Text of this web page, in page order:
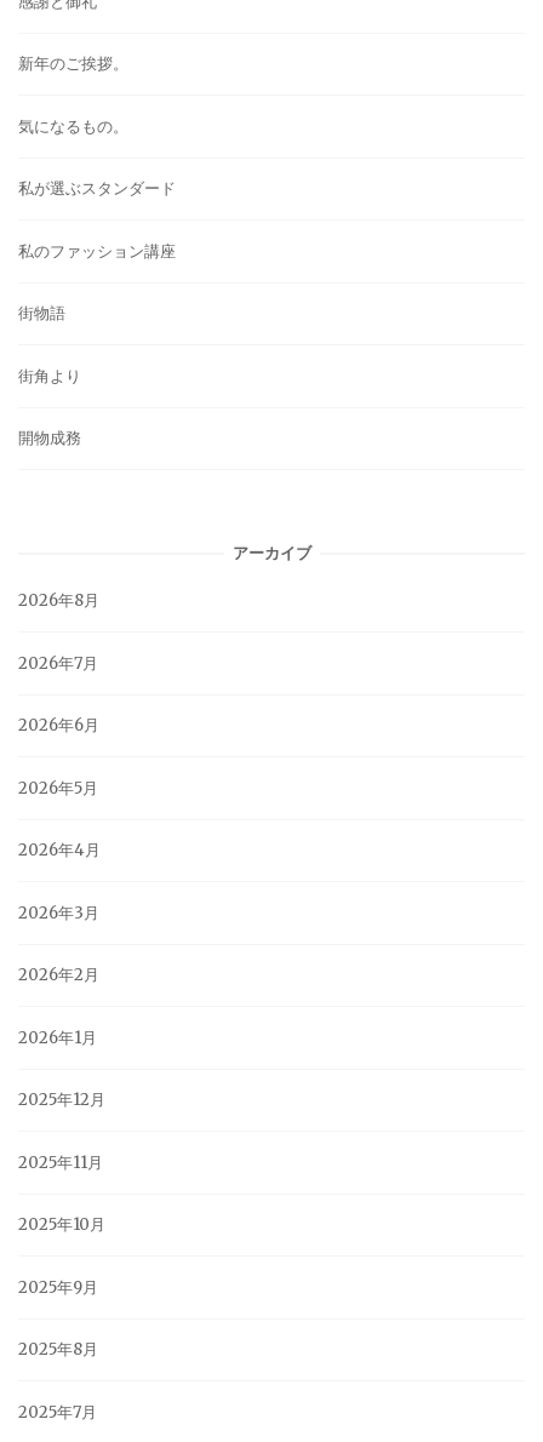
新年のご挨拶。
気になるもの。
私が選ぶスタンダード
私のファッション講座
街物語
街角より
開物成務
アーカイブ
2026年8月
2026年7月
2026年6月
2026年5月
2026年4月
2026年3月
2026年2月
2026年1月
2025年12月
2025年11月
2025年10月
2025年9月
2025年8月
2025年7月